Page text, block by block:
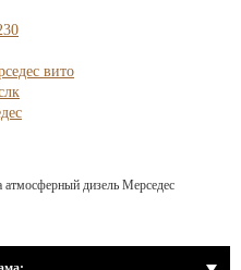
вито
атмосферный дизель Мерседес